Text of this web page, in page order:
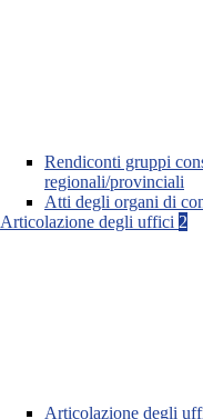
Rendiconti gruppi
regionali/provinciali
Atti degli organi di
Articolazione degli uffici 2
Articolazione degli